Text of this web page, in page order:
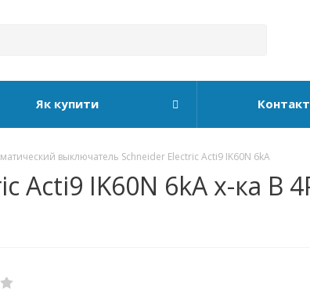
Як купити
выключатель Schneider Electric Acti9 IK60N 6kA
IK60N 6kA х-ка B